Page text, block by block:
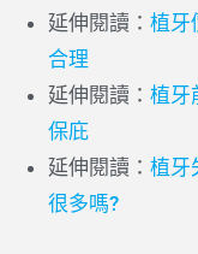
延伸閱讀： 植牙
合理
延伸閱讀： 植牙
保庇
延伸閱讀： 植牙
很多嗎?